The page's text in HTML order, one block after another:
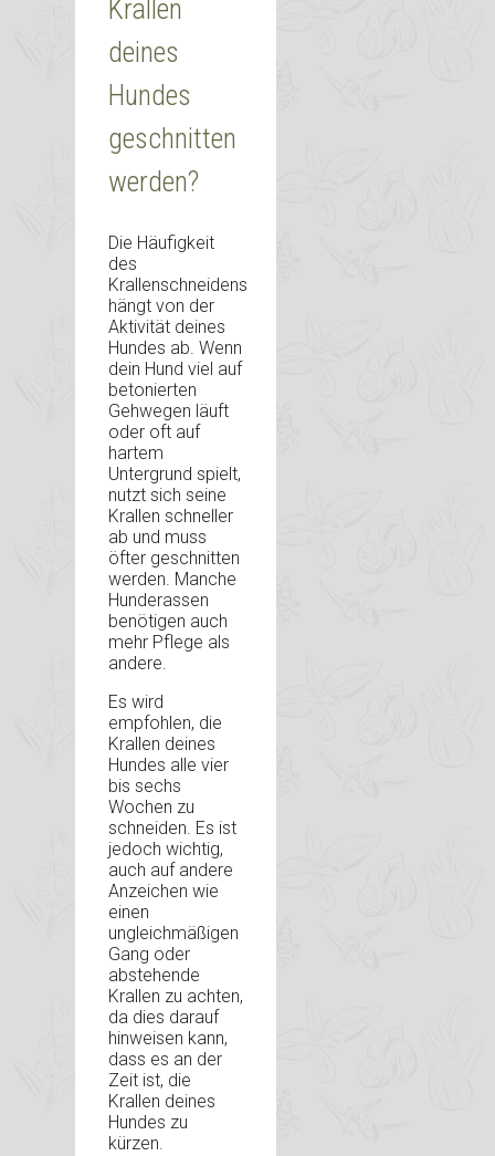
Krallen
deines
Hundes
geschnitten
werden?
Die Häufigkeit
des
Krallenschneidens
hängt von der
Aktivität deines
Hundes ab. Wenn
dein Hund viel auf
betonierten
Gehwegen läuft
oder oft auf
hartem
Untergrund spielt,
nutzt sich seine
Krallen schneller
ab und muss
öfter geschnitten
werden. Manche
Hunderassen
benötigen auch
mehr Pflege als
andere.
Es wird
empfohlen, die
Krallen deines
Hundes alle vier
bis sechs
Wochen zu
schneiden. Es ist
jedoch wichtig,
auch auf andere
Anzeichen wie
einen
ungleichmäßigen
Gang oder
abstehende
Krallen zu achten,
da dies darauf
hinweisen kann,
dass es an der
Zeit ist, die
Krallen deines
Hundes zu
kürzen.